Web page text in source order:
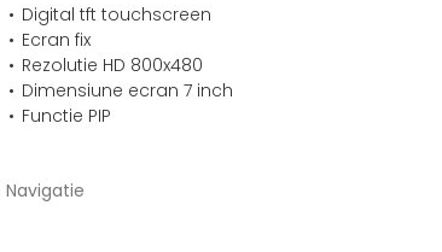
Digital tft touchscreen
Ecran fix
Rezolutie HD 800x480
Dimensiune ecran 7 inch
Functie PIP
Navigatie